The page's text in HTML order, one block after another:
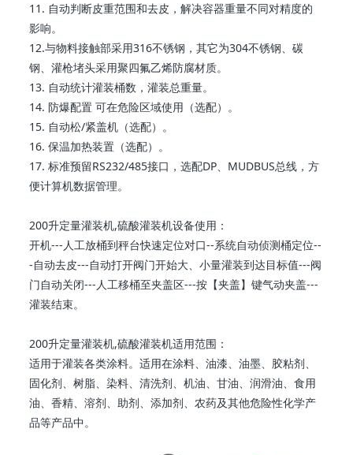
11. 自动判断皮重范围和去皮，解决容器重量不同对精度的
影响。
12.与物料接触部采用316不锈钢，其它为304不锈钢、碳
钢、灌枪堵头采用聚四氟乙烯防腐材质。
13. 自动统计灌装桶数，灌装总重量。
14. 防爆配置 可在危险区域使用（选配）。
15. 自动松/紧盖机（选配）。
16. 保温加热装置（选配）。
17. 标准预留RS232/485接口，选配DP、MUDBUS总线，方
便计算机数据管理。
200升定量灌装机,硫酸灌装机设备使用：
开机---人工放桶到秤台快速定位对口--系统自动侦测桶定位--
-自动去皮---自动打开阀门开始大、小量灌装到达目标值---阀
门自动关闭---人工移桶至夹盖区---按【夹盖】键气动夹盖---
灌装结束。
200升定量灌装机,硫酸灌装机适用范围：
适用于灌装各类涂料。适用在涂料、油漆、油墨、胶粘剂、
固化剂、树脂、染料、清洗剂、机油、甘油、润滑油、食用
油、香精、溶剂、助剂、添加剂、农药及其他危险性化学产
品等产品中。